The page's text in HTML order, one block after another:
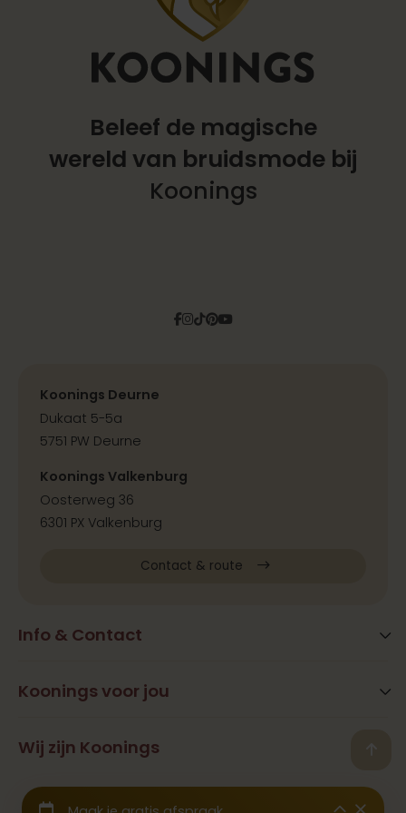
Beleef de magische
wereld van bruidsmode bij
Koonings
Facebook
Instagram
Tiktok
Pinterest
YouTube
Info & Contact
FAQ
Vestigingen
Samenwerkingen & Pers
Koonings voor jou
Beauty
Trouwjurken
Wij zijn Koonings
Geschiedenis
Koonings Deurne
Dukaat 5-5a
5751 PW Deurne
Koonings Valkenburg
Oosterweg 36
6301 PX Valkenburg
Contact & route